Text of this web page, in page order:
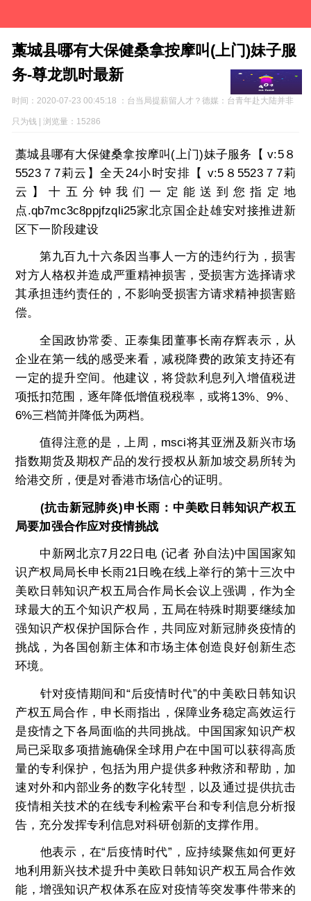
藁城县哪有大保健桑拿按摩叫(上门)妹子服
务-尊龙凯时最新
时间：2020-07-23 00:45:18 ：台当局提薪留人才？德媒：台青年赴大陆并非
只为钱 | 浏览量：15286
藁城县哪有大保健桑拿按摩叫(上门)妹子服务【 v:5８
5523７7莉云】全天24小时安排【 v:5８5523７7莉
云】十五分钟我们一定能送到您指定地
点.qb7mc3c8ppjfzqli25家北京国企赴雄安对接推进新
区下一阶段建设
第九百九十六条因当事人一方的违约行为，损害
对方人格权并造成严重精神损害，受损害方选择请求
其承担违约责任的，不影响受损害方请求精神损害赔
偿。
全国政协常委、正泰集团董事长南存辉表示，从
企业在第一线的感受来看，减税降费的政策支持还有
一定的提升空间。他建议，将贷款利息列入增值税进
项抵扣范围，逐年降低增值税税率，或将13%、9%、
6%三档简并降低为两档。
值得注意的是，上周，msci将其亚洲及新兴市场
指数期货及期权产品的发行授权从新加坡交易所转为
给港交所，便是对香港市场信心的证明。
(抗击新冠肺炎)申长雨：中美欧日韩知识产权五
局要加强合作应对疫情挑战
中新网北京7月22日电 (记者 孙自法)中国国家知
识产权局局长申长雨21日晚在线上举行的第十三次中
美欧日韩知识产权五局合作局长会议上强调，作为全
球最大的五个知识产权局，五局在特殊时期要继续加
强知识产权保护国际合作，共同应对新冠肺炎疫情的
挑战，为各国创新主体和市场主体创造良好创新生态
环境。
针对疫情期间和“后疫情时代”的中美欧日韩知识
产权五局合作，申长雨指出，保障业务稳定高效运行
是疫情之下各局面临的共同挑战。中国国家知识产权
局已采取多项措施确保全球用户在中国可以获得高质
量的专利保护，包括为用户提供多种救济和帮助，加
速对外和内部业务的数字化转型，以及通过提供抗击
疫情相关技术的在线专利检索平台和专利信息分析报
告，充分发挥专利信息对科研创新的支撑作用。
他表示，在“后疫情时代”，应持续聚焦如何更好
地利用新兴技术提升中美欧日韩知识产权五局合作效
能，增强知识产权体系在应对疫情等突发事件带来的